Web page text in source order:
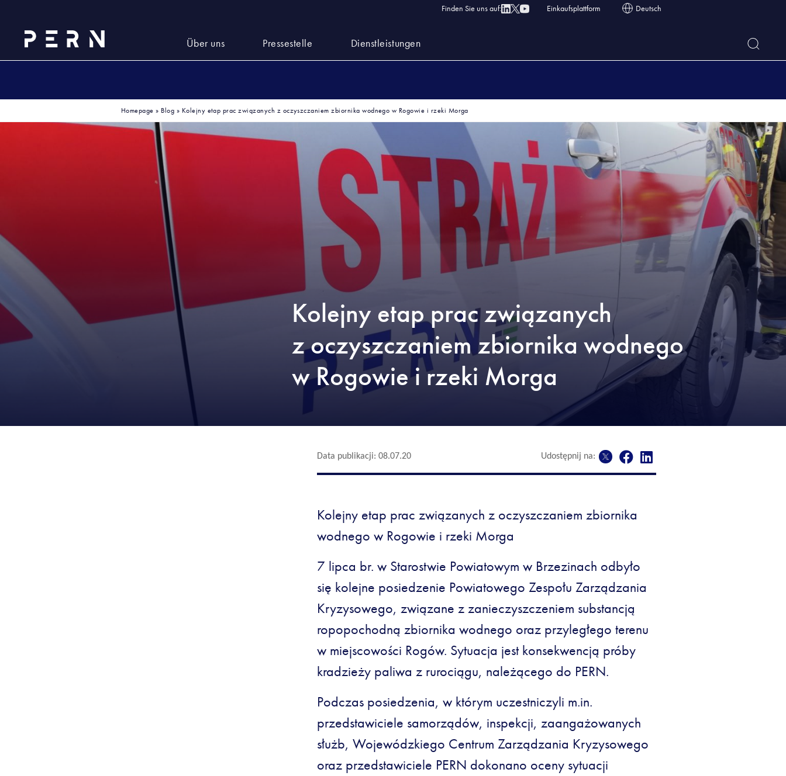
Finden Sie uns auf: Einkaufsplattform Deutsch
Über uns Pressestelle Dienstleistungen
Homepage » Blog » Kolejny etap prac związanych z oczyszczaniem zbiornika wodnego w Rogowie i rzeki Morga
Kolejny etap prac związanych
z oczyszczaniem zbiornika wodnego
w Rogowie i rzeki Morga
Data publikacji: 08.07.20 Udostępnij na:
Kolejny etap prac związanych z oczyszczaniem zbiornika
wodnego w Rogowie i rzeki Morga
7 lipca br. w Starostwie Powiatowym w Brzezinach odbyło
się kolejne posiedzenie Powiatowego Zespołu Zarządzania
Kryzysowego, związane z zanieczyszczeniem substancją
ropopochodną zbiornika wodnego oraz przyległego terenu
w miejscowości Rogów. Sytuacja jest konsekwencją próby
kradzieży paliwa z rurociągu, należącego do PERN.
Podczas posiedzenia, w którym uczestniczyli m.in.
przedstawiciele samorządów, inspekcji, zaangażowanych
służb, Wojewódzkiego Centrum Zarządzania Kryzysowego
oraz przedstawiciele PERN dokonano oceny sytuacji